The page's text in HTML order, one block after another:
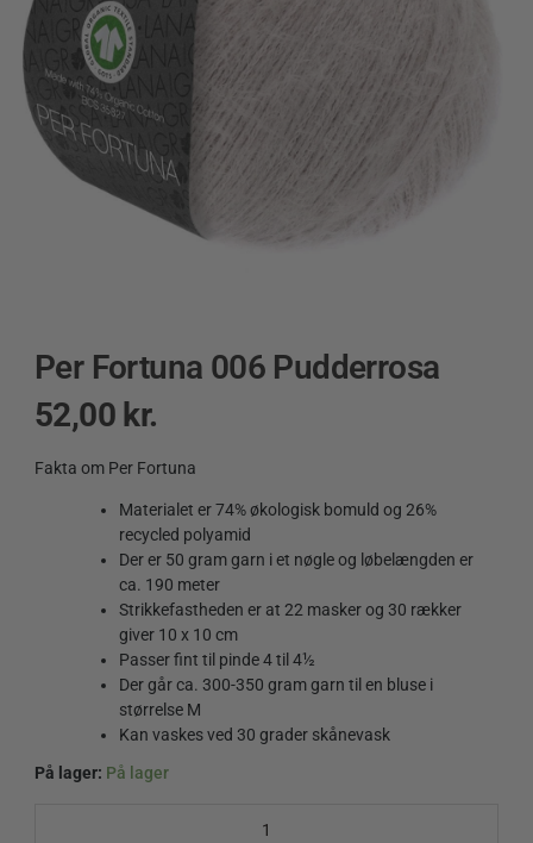
Per Fortuna 006 Pudderrosa
52,00 kr.
Fakta om Per Fortuna
Materialet er 74% økologisk bomuld og 26%
recycled polyamid
Der er 50 gram garn i et nøgle og løbelængden er
ca. 190 meter
Strikkefastheden er at 22 masker og 30 rækker
giver 10 x 10 cm
Passer fint til pinde 4 til 4½
Der går ca. 300-350 gram garn til en bluse i
størrelse M
Kan vaskes ved 30 grader skånevask
På lager: På lager